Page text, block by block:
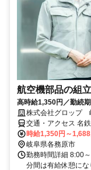
航空機部品の組
高時給1,350円／勤続
株式会社グロップ
交通・アクセス 名
「蘇原駅」より徒歩
時給1,350円～
岐阜県各務原市
勤務時間詳細 8:00
分間は有給休憩にな